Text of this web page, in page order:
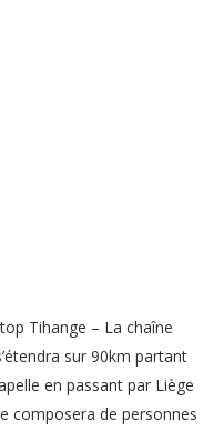
Tihange – La chaîne
sur 90km partant
en passant par Liège
composera de personnes